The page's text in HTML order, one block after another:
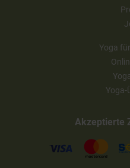
Yoga
Yoga-
Akzeptierte